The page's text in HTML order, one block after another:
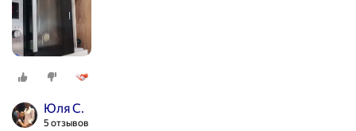
Юля С.
5 отзывов